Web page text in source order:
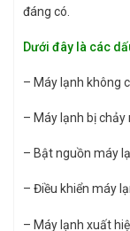
đáng có.
Dưới đây là các
– Máy lạnh không
– Máy lạnh bị
– Bật nguồn máy
– Điều khiển máy
– Máy lạnh xuất